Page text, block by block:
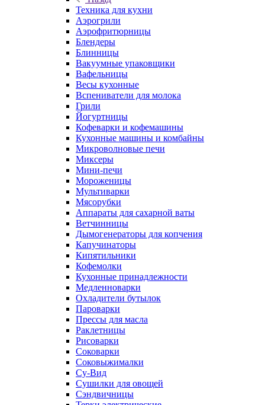
Техника для кухни
Аэрогрили
Аэрофритюрницы
Блендеры
Блинницы
Вакуумные упаковщики
Вафельницы
Весы кухонные
Вспениватели для молока
Грили
Йогуртницы
Кофеварки и кофемашины
Кухонные машины и комбайны
Микроволновые печи
Миксеры
Мини-печи
Мороженицы
Мультиварки
Мясорубки
Аппараты для сахарной ваты
Ветчинницы
Дымогенераторы для копчения
Капучинаторы
Кипятильники
Кофемолки
Кухонные принадлежности
Медленноварки
Охладители бутылок
Пароварки
Прессы для масла
Раклетницы
Рисоварки
Соковарки
Соковыжималки
Су-Вид
Сушилки для овощей
Сэндвичницы